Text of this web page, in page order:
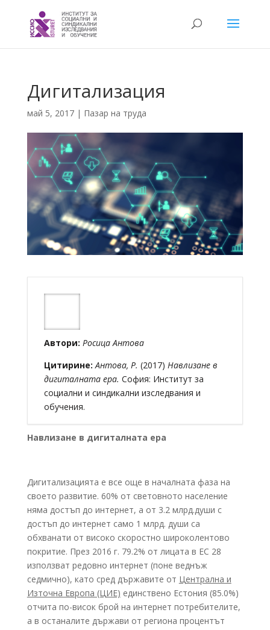
Дигитализация
май 5, 2017| Пазар на труда
Автори: Росица Антова
Цитирине: Антова, Р. (2017) Навлизане в
дигиталната ера. София: Институт за
социални и синдикални изследвания и
обучения.
Навлизане в дигиталната ера
Дигитализацията е все още в началната фаза на
своето развитие. 60% от световното население
няма достъп до интернет, а от 3.2 млрд.души с
достъп до интернет само 1 млрд. души са
обхванати от високо скоростно широколентово
покритие. През 2016 г. 79.2% от лицата в ЕС 28
използват редовно интернет (поне веднъж
седмично), като сред държавите от Централна и
Източна Европа (ЦИЕ) единствено Естония (85.0%)
отчита по-висок брой на интернет потребителите,
а в останалите държави от региона процентът